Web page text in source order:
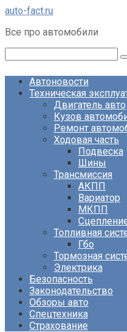
Перейти
контенту
auto-fact.ru
Все про автомобили
Автоновости
Техническая
Двигатель авто
Кузов
Ремонт
Ходовая часть
Подвеска
Шины
Трансмиссия
АКПП
Вариатор
МКПП
Топливная
Гбо
Тормозная
Электрика
Безопасность
Законодательство
Обзоры авто
Спецтехника
Страхование